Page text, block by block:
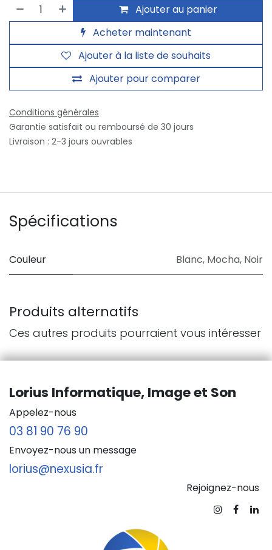
Ajouter au panier
Acheter maintenant
Ajouter pour comparer
Ajouter à la liste de souhaits
Conditions générales
Garantie satisfait ou remboursé de 30 jours
Livraison : 2-3 jours ouvrables
Spécifications
Couleur Blanc, Mocha, Noir
Produits alternatifs
Ces autres produits pourraient vous intéresser
Lorius Informatique, Image et Son
Appelez-nous
03 81 90 76 90
Envoyez-nous un message
lorius@nexusia.fr
Rejoignez-nous